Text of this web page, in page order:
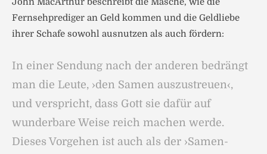
Fernsehprediger an Geld kommen und die Geldliebe
ihrer Schafe sowohl ausnutzen als auch fördern:
In einer Sendung nach der anderen bedrängt
man die Leute, ›den Samen auszustreuen‹,
und verspricht, dass Gott sie dafür auf
wunderbare Weise reich machen werde.
Dieses Vorgehen ist auch als der ›Samen-